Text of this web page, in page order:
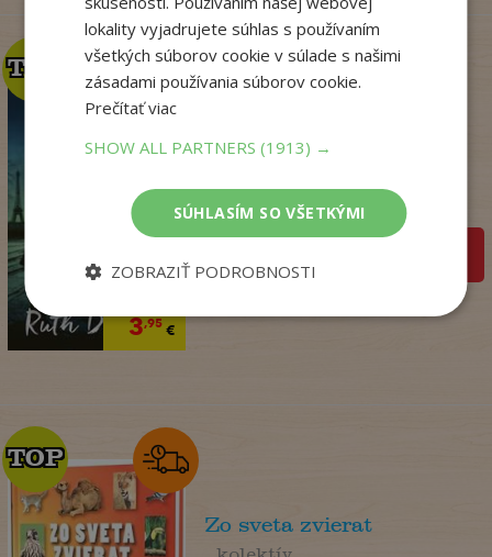
3,95€
TOP
TOP
Kým Paríž spal
Na sklade
TOP
TOP
Zo sveta zvierat
. kolektív
lokality vyjadrujete súhlas s používaním
všetkých súborov cookie v súlade s našimi
zásadami používania súborov cookie.
Prečítať viac
SHOW ALL PARTNERS(1913) →
SÚHLASÍM SO VŠETKÝMI
ZOBRAZIŤ PODROBNOSTI